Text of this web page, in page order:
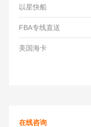
以星快船
FBA专线直送
美国海卡
在线咨询